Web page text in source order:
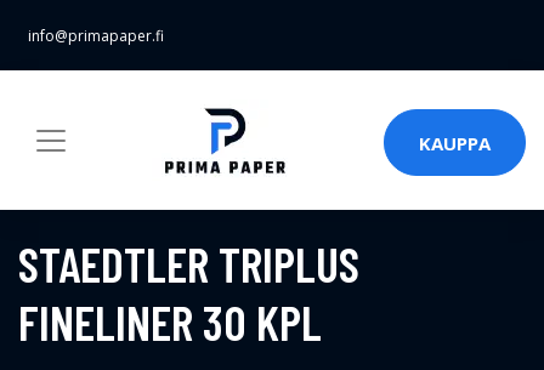
info@primapaper.fi
KAUPPA
STAEDTLER TRIPLUS
FINELINER 30 KPL